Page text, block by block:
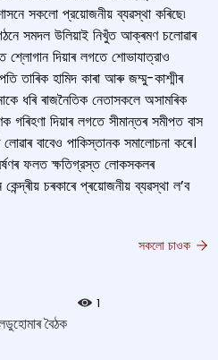
সকলো প্রয়োজনীয় ব্যৱস্থা কৰিছে৷
সমদল উলিয়াই নিখুঁত আক্ৰমণ চলোৱাৰ
শ্লোগান দিয়াৰ লগতে শোভাযাত্রাও
তাৰিক হামিদ কাৰা আৰু জম্মু-কাশ্মীৰ
ধৰি ৰাজনৈতিক নেতাসকলে অসামৰিক
গৰিহণা দিয়াৰ লগতে সীমান্তৰ সমীপত বাস
বাবেও পাকিস্তানক সমালোচনা কৰে।
ফলত ক্ষতিগ্রস্ত লোকসকলৰ
চৰকাৰে প্ৰয়োজনীয় ব্যৱস্থা ল’ব
সকলো চাওক
1
বৈঠক